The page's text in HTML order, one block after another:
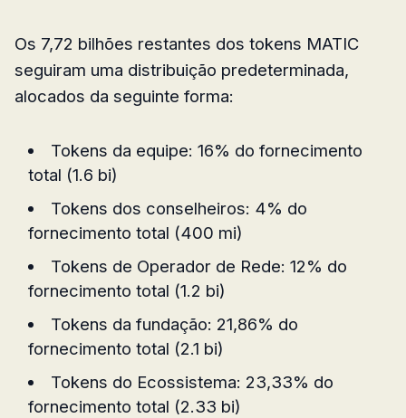
Os 7,72 bilhões restantes dos tokens MATIC
seguiram uma distribuição predeterminada,
alocados da seguinte forma:
Tokens da equipe: 16% do fornecimento
total (1.6 bi)
Tokens dos conselheiros: 4% do
fornecimento total (400 mi)
Tokens de Operador de Rede: 12% do
fornecimento total (1.2 bi)
Tokens da fundação: 21,86% do
fornecimento total (2.1 bi)
Tokens do Ecossistema: 23,33% do
fornecimento total (2.33 bi)